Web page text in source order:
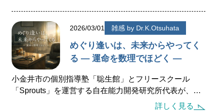
バーチャル学び キャンパス
聡生館放課後学びキッズルーム
ヒューマンアカデミー FCロボット教室
テックエレメンタリーFCプログラミング教室
2026/03/01 雑感 by Dr.K.Otsuhata
めぐり逢いは、未来からやってく
る ― 運命を数理でほどく ―
小金井市の個別指導塾「聡生館」とフリースクール
「Sprouts」を運営する自在能力開発研究所代表が、出
会いと運命を数理で考察。教育は“出会いの設計”である
詳しく見る